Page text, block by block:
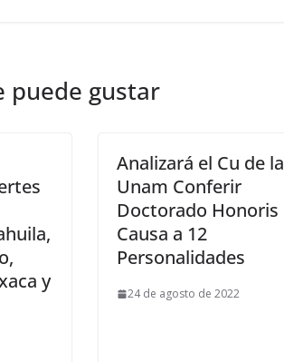
puede gustar
y
Analizará el Cu de la
Unam Conferir
Doctorado Honoris
Causa a 12
Personalidades
24 de agosto de 2022